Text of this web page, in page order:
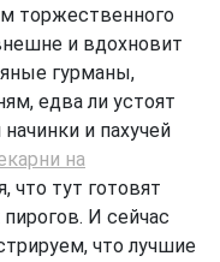
торжественного
и вдохновит
гурманы,
едва ли устоят
и пахучей
на
что тут готовят
И сейчас
что лучшие